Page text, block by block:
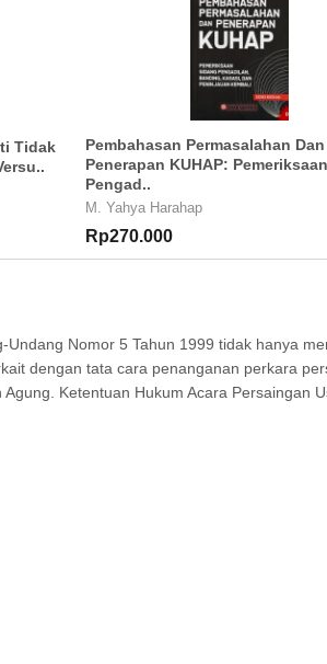
Tidak
Pembahasan Permasalahan Dan
Penerapan KUHAP:
Pengad..
M. Yahya Harahap
Rp270.000
Nomor 5 Tahun 1999 tidak hanya
dengan tata cara penanganan perkara
Ketentuan Hukum Acara Persaingan